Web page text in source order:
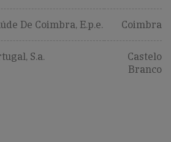
De Coimbra, E.p.e. Coimbra
S.a.
Castelo
Branco